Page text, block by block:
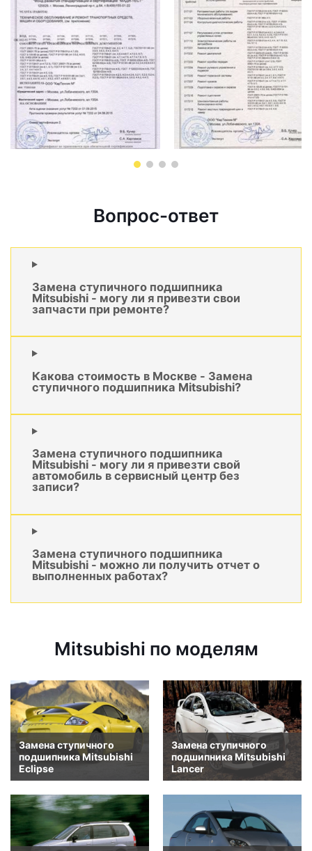
Вопрос-ответ
Замена ступичного подшипника
Mitsubishi - могу ли я привезти свои
запчасти при ремонте?
Какова стоимость в Москве - Замена
ступичного подшипника Mitsubishi?
Замена ступичного подшипника
Mitsubishi - могу ли я привезти свой
автомобиль в сервисный центр без
записи?
Замена ступичного подшипника
Mitsubishi - можно ли получить отчет о
выполненных работах?
Mitsubishi по моделям
Замена ступичного
подшипника Mitsubishi
Eclipse
Замена ступичного
подшипника Mitsubishi
Lancer